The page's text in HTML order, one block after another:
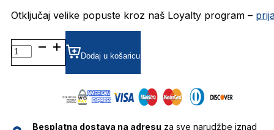
Otključaj velike popuste kroz naš Loyalty program –
BOSS1633 DIOPTRIJSKI
OKVIRI
HUGO
Dodaj u košaricu
Besplatna dostava na adresu za sve narudžbe iznad